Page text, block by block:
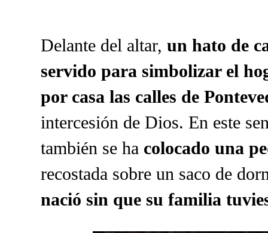
Delante del altar, un hato de
servido para simbolizar el
por casa las calles de
intercesión de Dios. En este
también se ha colocado una
recostada sobre un saco de
nació sin que su familia